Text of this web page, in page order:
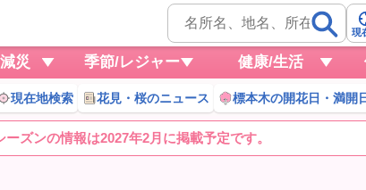
現
災 季節/レジャー 健康/生活
現在地検索 花見・桜のニュース 標本木の開花日・満開
ズンの情報は2027年2月に掲載予定です。